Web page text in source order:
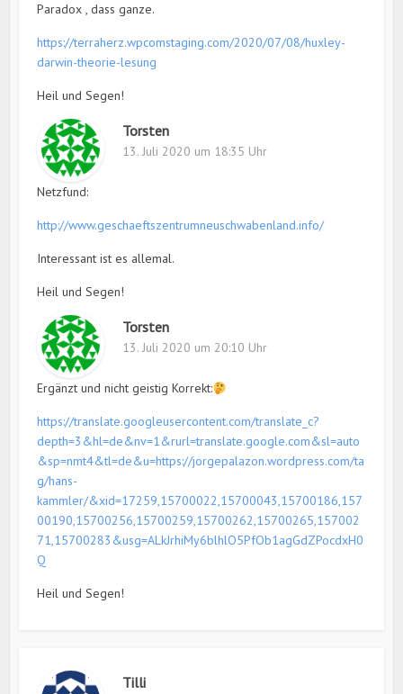
Paradox , dass ganze.
https://terraherz.wpcomstaging.com/2020/07/08/huxley-
darwin-theorie-lesung
Heil und Segen!
Torsten
13. Juli 2020 um 18:35 Uhr
Netzfund:
http://www.geschaeftszentrumneuschwabenland.info/
Interessant ist es allemal.
Heil und Segen!
Torsten
13. Juli 2020 um 20:10 Uhr
Ergänzt und nicht geistig Korrekt:
https://translate.googleusercontent.com/translate_c?
depth=3&hl=de&nv=1&rurl=translate.google.com&sl=auto
&sp=nmt4&tl=de&u=https://jorgepalazon.wordpress.com/ta
g/hans-
kammler/&xid=17259,15700022,15700043,15700186,157
00190,15700256,15700259,15700262,15700265,157002
71,15700283&usg=ALkJrhiMy6blhlO5PfOb1agGdZPocdxH0
Q
Heil und Segen!
Tilli